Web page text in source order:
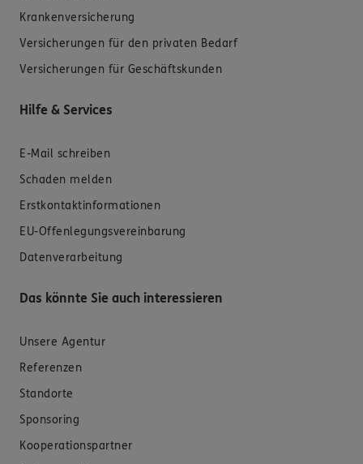
Krankenversicherung
Versicherungen für den privaten Bedarf
Versicherungen für Geschäftskunden
Hilfe & Services
E-Mail schreiben
Schaden melden
Erstkontaktinformationen
EU-Offenlegungsvereinbarung
Datenverarbeitung
Das könnte Sie auch interessieren
Unsere Agentur
Referenzen
Standorte
Sponsoring
Kooperationspartner